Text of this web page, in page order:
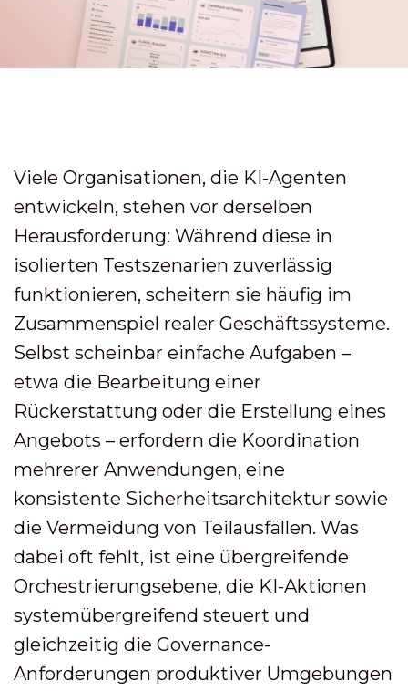
Viele Organisationen, die KI-Agenten
entwickeln, stehen vor derselben
Herausforderung: Während diese in
isolierten Testszenarien zuverlässig
funktionieren, scheitern sie häufig im
Zusammenspiel realer Geschäftssysteme.
Selbst scheinbar einfache Aufgaben –
etwa die Bearbeitung einer
Rückerstattung oder die Erstellung eines
Angebots – erfordern die Koordination
mehrerer Anwendungen, eine
konsistente Sicherheitsarchitektur sowie
die Vermeidung von Teilausfällen. Was
dabei oft fehlt, ist eine übergreifende
Orchestrierungsebene, die KI-Aktionen
systemübergreifend steuert und
gleichzeitig die Governance-
Anforderungen produktiver Umgebungen